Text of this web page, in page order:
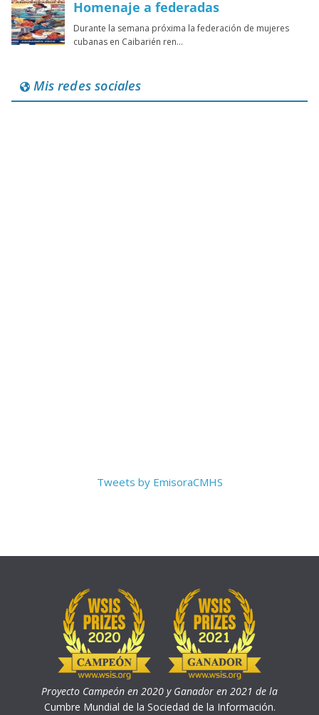
Mis redes sociales
Tweets by EmisoraCMHS
Proyecto Campeón en 2020 y Ganador en 2021 de la
Cumbre Mundial de la Sociedad de la Información.